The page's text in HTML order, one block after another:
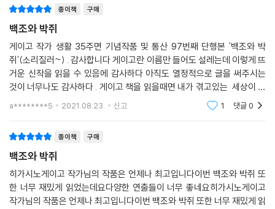
★★★★★ 미스터리로서의 매력과, 원죄와 속죄 그리고 피해자 및 가해
자 가족의 심경 등 어려운 문제를 멋지게 융합시켜 엔터테인먼트로 그려내
는 솜씨는 가히 발군이다.
★★★★★ 불관용의 시대에 한 줄기 빛을 비춰주는 영혼을 담은 이야기.
★★★★★ 이게 바로 내가 기다리던 히가시노 게이고다― ‘왕의 귀환!’
종이책 구매
백조와 박쥐
게이고 작가 생활 35주면 기념작품 및 통산 97번째 단행본 '백조와 박
쥐'(소리질러~) . 감사합니다 게이고란 이름만 들어도 설레는데 이렇게 뜨
거운 신작을 읽을 수 있음에 감사하다 아직도 열정적으로 글을 써주시는
것이 너무나도 감사하다 . 게이고 책을 읽을때면 내가 겪고있는 세상이 아
닌 다른 세상을 볼 수 있어 행복하다 말그대로 행복을 느낄 수 있음에 감사
a********5 2021.08.23. 신고 1 댓글0
종이책 구매
백조와 박쥐
히가시노게이고 작가님의 작품은 언제나 최고입니다이번 백조와 박쥐 또
한 너무 재밌게 읽었는데요다양한 연출들이 너무 좋네요히가시노게이고
작가님의 작품은 언제나 최고입니다이번 백조와 박쥐 또한 너무 재밌게 읽